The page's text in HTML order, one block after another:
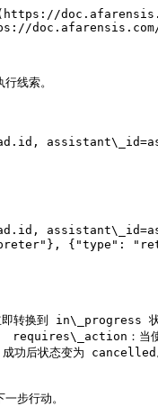
线索。
"retrieval"}] )
即转换到
requires\_action：当
成功后状态变为
步行动。